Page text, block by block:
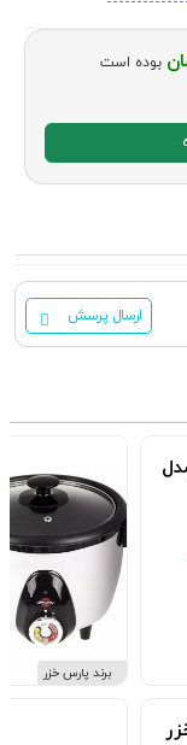
بوده است
ارسال پرسش
برند پارس خزر